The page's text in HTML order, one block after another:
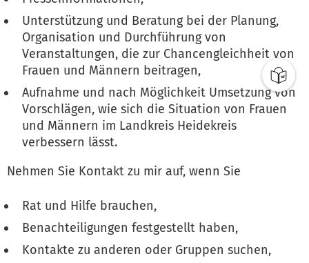
Unterstützung und Beratung bei der Planung,
Organisation und Durchführung von
Veranstaltungen, die zur Chancengleichheit von
Frauen und Männern beitragen,
Aufnahme und nach Möglichkeit Umsetzung von
Vorschlägen, wie sich die Situation von Frauen
und Männern im Landkreis Heidekreis
verbessern lässt.
Nehmen Sie Kontakt zu mir auf, wenn Sie
Rat und Hilfe brauchen,
Benachteiligungen festgestellt haben,
Kontakte zu anderen oder Gruppen suchen,